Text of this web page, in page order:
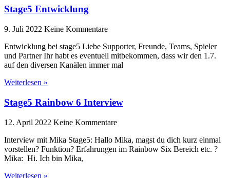
Stage5 Entwicklung
9. Juli 2022 Keine Kommentare
Entwicklung bei stage5 Liebe Supporter, Freunde, Teams, Spieler
und Partner Ihr habt es eventuell mitbekommen, dass wir den 1.7.
auf den diversen Kanälen immer mal
Weiterlesen »
Stage5 Rainbow 6 Interview
12. April 2022 Keine Kommentare
Interview mit Mika Stage5: Hallo Mika, magst du dich kurz einmal
vorstellen? Funktion? Erfahrungen im Rainbow Six Bereich etc. ?
Mika: Hi. Ich bin Mika,
Weiterlesen »